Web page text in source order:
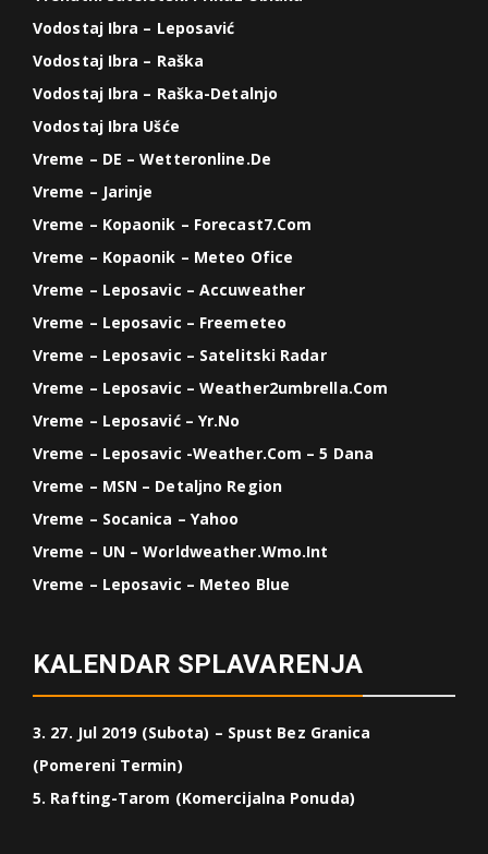
Vodostaj Ibra – Leposavić
Vodostaj Ibra – Raška
Vodostaj Ibra – Raška-Detalnjo
Vodostaj Ibra Ušće
Vreme – DE – Wetteronline.de
Vreme – Jarinje
Vreme – Kopaonik – Forecast7.com
Vreme – Kopaonik – Meteo Ofice
Vreme – Leposavic – Accuweather
Vreme – Leposavic – Freemeteo
Vreme – Leposavic – Satelitski Radar
Vreme – Leposavic – Weather2umbrella.com
Vreme – Leposavić – Yr.no
Vreme – Leposavic -weather.com – 5 Dana
Vreme – MSN – Detaljno Region
Vreme – Socanica – Yahoo
Vreme – UN – Worldweather.wmo.int
Vreme – Leposavic – Meteo Blue
KALENDAR SPLAVARENJA
3. 27. Jul 2019 (Subota) – Spust Bez Granica
(Pomereni Termin)
5. Rafting-Tarom (Komercijalna Ponuda)